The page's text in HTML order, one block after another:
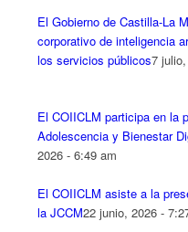
El Gobierno de Castilla-La
corporativo de inteligencia
los servicios públicos7
El COIICLM participa en la
Adolescencia y Bienestar
2026 - 6:49 am
El COIICLM asiste a la
la JCCM22 junio, 2026 -